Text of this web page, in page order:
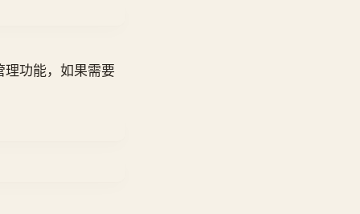
功能，如果需要